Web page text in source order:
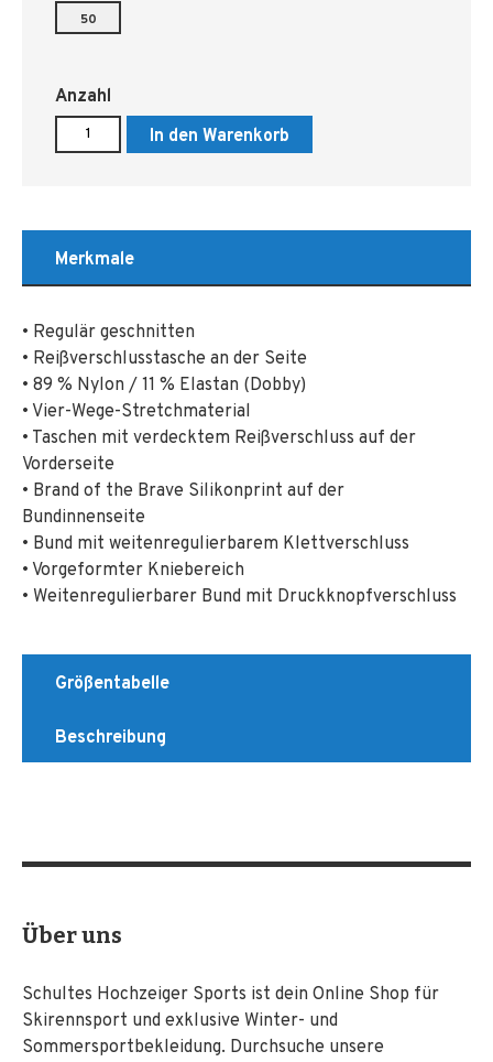
50
Anzahl
In den Warenkorb
Merkmale
• Regulär geschnitten
• Reißverschlusstasche an der Seite
• 89 % Nylon / 11 % Elastan (Dobby)
• Vier-Wege-Stretchmaterial
• Taschen mit verdecktem Reißverschluss auf der
Vorderseite
• Brand of the Brave Silikonprint auf der
Bundinnenseite
• Bund mit weitenregulierbarem Klettverschluss
• Vorgeformter Kniebereich
• Weitenregulierbarer Bund mit Druckknopfverschluss
Größentabelle
Beschreibung
Über uns
Schultes Hochzeiger Sports ist dein Online Shop für
Skirennsport und exklusive Winter- und
Sommersportbekleidung. Durchsuche unsere